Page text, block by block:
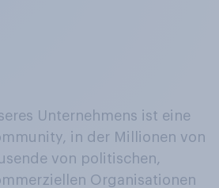
Unternehmens ist eine
in der Millionen von
von politischen,
Organisationen